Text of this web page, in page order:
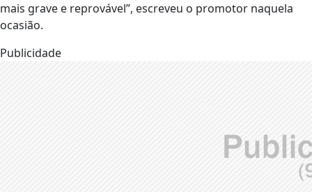
mais grave e reprovável”, escreveu o promotor naquela
ocasião.
Publicidade